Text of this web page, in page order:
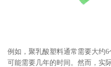
例如，聚乳酸塑料通常需要大约
可能需要几年的时间。然而，实